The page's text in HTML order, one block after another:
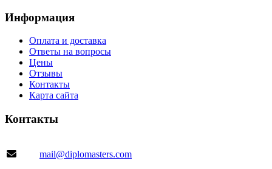
Информация
Оплата и доставка
Ответы на вопросы
Цены
Отзывы
Контакты
Карта сайта
Контакты
mail@diplomasters.com